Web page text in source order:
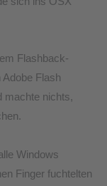
Flashback-
Flash
machte nichts,
Windows
Finger fuchtelten